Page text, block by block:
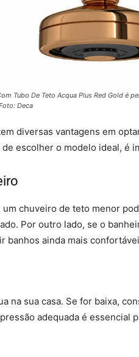
Tubo De Teto Acqua Plus Red Gold é
Deca
diversas vantagens em
escolher o modelo ideal, é
chuveiro de teto menor
Por outro lado, se o
banhos ainda mais
na sua casa. Se for baixa,
adequada é essencial